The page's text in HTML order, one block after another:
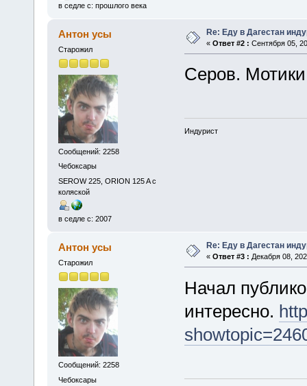
в седле с: прошлого века
Антон усы
Старожил
Сообщений: 2258
Чебоксары
SEROW 225, ORION 125 A с
коляской
в седле с: 2007
Re: Еду в Дагестан
« Ответ #2 : Сентября 05,
Серов.
Индурист
Антон усы
Старожил
Сообщений: 2258
Чебоксары
Re: Еду в Дагестан
« Ответ #3 : Декабря 08,
Начал
интересно.